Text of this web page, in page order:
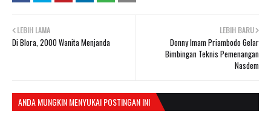
LEBIH BARU
Donny Imam Priambodo Gelar
Bimbingan Teknis Pemenangan
Nasdem
LEBIH LAMA
Di Blora, 2000 Wanita Menjanda
ANDA MUNGKIN MENYUKAI POSTINGAN INI